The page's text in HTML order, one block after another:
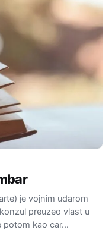
je vojnim udarom
preuzeo vlast u
potom kao car…